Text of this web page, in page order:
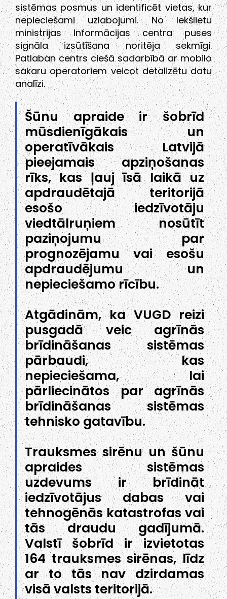
sistēmas posmus un identificēt vietas, kur
nepieciešami uzlabojumi. No Iekšlietu
ministrijas Informācijas centra puses
signāla izsūtīšana noritēja sekmīgi.
Patlaban centrs ciešā sadarbībā ar mobilo
sakaru operatoriem veicot detalizētu datu
analīzi.
Šūnu apraide ir šobrīd
mūsdienīgākais un
operatīvākais Latvijā
pieejamais apziņošanas
rīks, kas ļauj īsā laikā uz
apdraudētajā teritorijā
esošo iedzīvotāju
viedtālruņiem nosūtīt
paziņojumu par
prognozējamu vai esošu
apdraudējumu un
nepieciešamo rīcību.
Atgādinām, ka VUGD reizi
pusgadā veic agrīnās
brīdināšanas sistēmas
pārbaudi, kas
nepieciešama, lai
pārliecinātos par agrīnās
brīdināšanas sistēmas
tehnisko gatavību.
Trauksmes sirēnu un šūnu
apraides sistēmas
uzdevums ir brīdināt
iedzīvotājus dabas vai
tehnogēnās katastrofas vai
tās draudu gadījumā.
Valstī šobrīd ir izvietotas
164 trauksmes sirēnas, līdz
ar to tās nav dzirdamas
visā valsts teritorijā.